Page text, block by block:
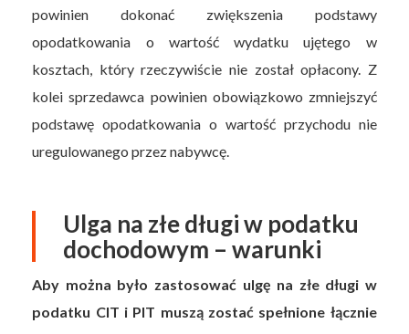
powinien dokonać zwiększenia podstawy
opodatkowania o wartość wydatku ujętego w
kosztach, który rzeczywiście nie został opłacony. Z
kolei sprzedawca powinien obowiązkowo zmniejszyć
podstawę opodatkowania o wartość przychodu nie
uregulowanego przez nabywcę.
Ulga na złe długi w podatku
dochodowym – warunki
Aby można było zastosować ulgę na złe długi w
podatku CIT i PIT muszą zostać spełnione łącznie